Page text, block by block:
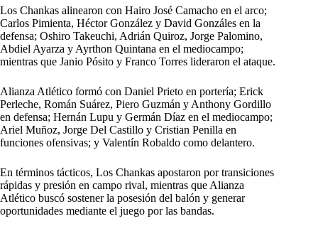
Los Chankas alinearon con Hairo José Camacho en el arco;
Carlos Pimienta, Héctor González y David Gonzáles en la
defensa; Oshiro Takeuchi, Adrián Quiroz, Jorge Palomino,
Abdiel Ayarza y Ayrthon Quintana en el mediocampo;
mientras que Janio Pósito y Franco Torres lideraron el ataque.
Alianza Atlético formó con Daniel Prieto en portería; Erick
Perleche, Román Suárez, Piero Guzmán y Anthony Gordillo
en defensa; Hernán Lupu y Germán Díaz en el mediocampo;
Ariel Muñoz, Jorge Del Castillo y Cristian Penilla en
funciones ofensivas; y Valentín Robaldo como delantero.
En términos tácticos, Los Chankas apostaron por transiciones
rápidas y presión en campo rival, mientras que Alianza
Atlético buscó sostener la posesión del balón y generar
oportunidades mediante el juego por las bandas.